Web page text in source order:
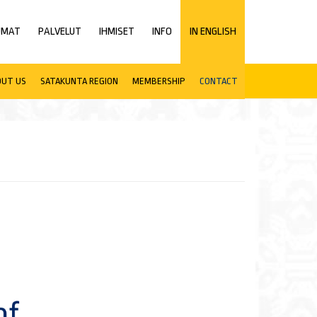
PALVELUT IHMISET INFO IN ENGLISH
CONTACT
MEMBERSHIP
SATAKUNTA REGION
US